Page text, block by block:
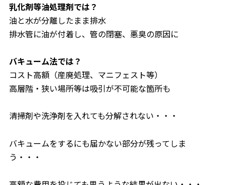
乳化剤等油処理剤では？
油と水が分離したまま排水
排水管に油が付着し、管の閉塞、悪臭の原因に
バキューム法では？
コスト高額（産廃処理、マニフェスト等）
高層階・狭い場所等は吸引が不可能な箇所も
清掃剤や洗浄剤を入れても分解されない・・・
バキュームをするにも届かない部分が残ってしま
う・・・